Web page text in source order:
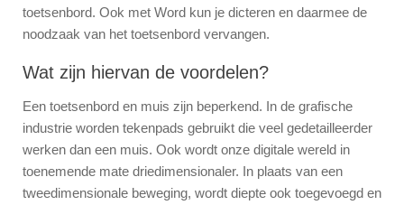
toetsenbord. Ook met Word kun je dicteren en daarmee de
noodzaak van het toetsenbord vervangen.
Wat zijn hiervan de voordelen?
Een toetsenbord en muis zijn beperkend. In de grafische
industrie worden tekenpads gebruikt die veel gedetailleerder
werken dan een muis. Ook wordt onze digitale wereld in
toenemende mate driedimensionaler. In plaats van een
tweedimensionale beweging, wordt diepte ook toegevoegd en